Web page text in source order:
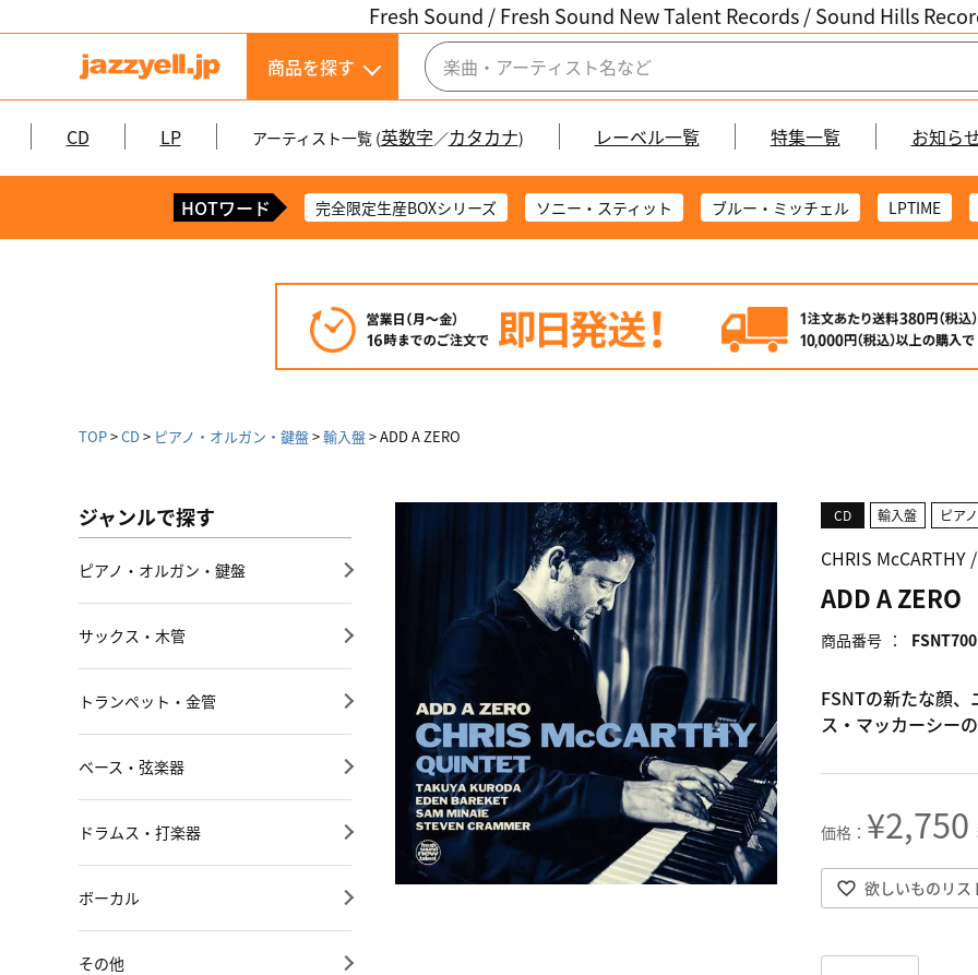
Fresh Sound / Fresh Sound New Talent Records /Sound Hills
商品を探す
CD LP アーティスト一覧 (英数字／カタカナ) レーベル一覧 特集一覧 お知ら
HOTワード 完全限定生産BOXシリーズ ソニー・スティット ブルー・ミッチェル LPTIME
TOP CD ピアノ・オルガン・鍵盤 輸入盤 ADD A ZERO
ジャンルで探す
ピアノ・オルガン・鍵盤
サックス・木管
トランペット・金管
ベース・弦楽器
ドラムス・打楽器
ボーカル
その他
CD 輸入盤 ピア
CHRIS McCARTHY /
ADD A ZERO
商品番号 FSNT700
FSNTの新たな顔
ス・マッカーシー
¥2,750
欲しいものリス